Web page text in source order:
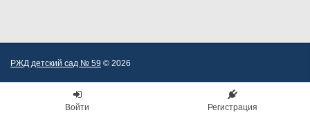
РЖД детский сад № 59 © 2026
Войти Регистрация